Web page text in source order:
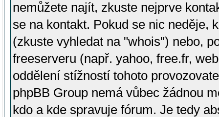
nemůžete najít, zkuste nejprve
se na kontakt. Pokud se nic neděje,
(zkuste vyhledat na "whois") nebo,
freeserveru (např. yahoo, free.fr,
oddělení stížností tohoto
phpBB Group nemá vůbec žádnou
kdo a kde spravuje fórum. Je tedy